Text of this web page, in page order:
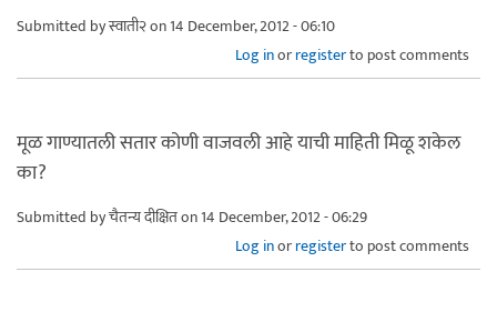
Submitted byस्वाती२on 14 December, 2012 - 06:10
Log inorregisterto post comments
मूळ गाण्यातली सतार कोणी वाजवली आहे याची माहिती मिळू शकेल
का?
Submitted byचैतन्य दीक्षितon 14 December, 2012 - 06:29
Log inorregisterto post comments